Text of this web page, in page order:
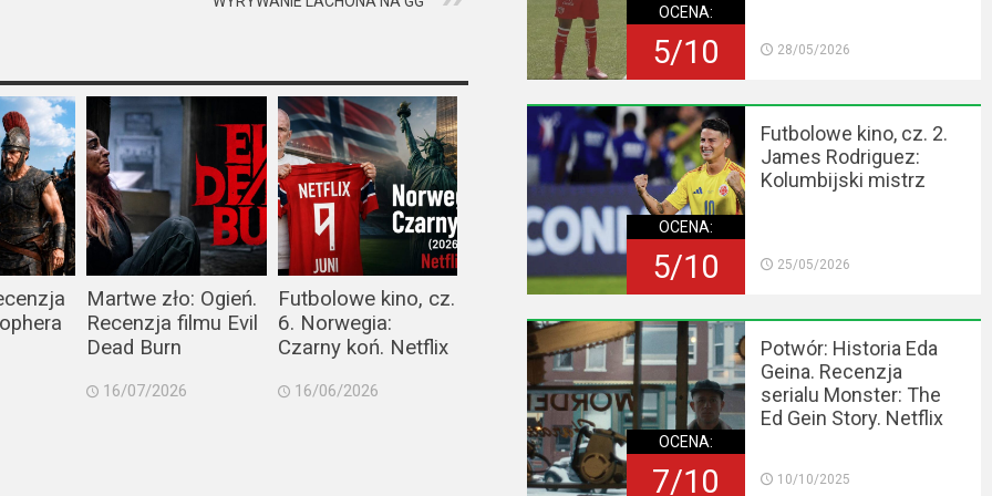
Martwe zło: Ogień.
Recenzja filmu Evil
Dead Burn
16/07/2026
Futbolowe kino, cz.
6. Norwegia:
Czarny koń. Netflix
16/06/2026
OCENA:
5/10 28/05/2026
OCENA:
5/10
Futbolowe kino, cz. 2.
James Rodriguez:
Kolumbijski mistrz
25/05/2026
OCENA:
7/10
Potwór: Historia Eda
Geina. Recenzja
serialu Monster: The
Ed Gein Story. Netflix
10/10/2025